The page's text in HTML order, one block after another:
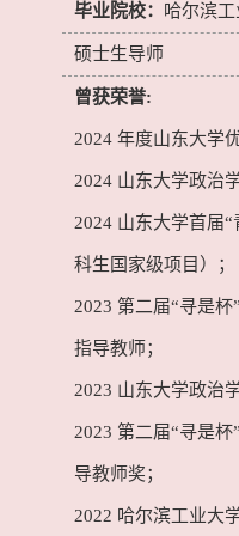
毕业院校： 哈尔滨
硕士生导师
曾获荣誉:
2024 年度山东大学
2024 山东大学政治
2024 山东大学首届
科生国家级项目）；
2023 第二届“寻是
指导教师；
2023 山东大学政治
2023 第二届“寻是
导教师奖；
2022 哈尔滨工业大